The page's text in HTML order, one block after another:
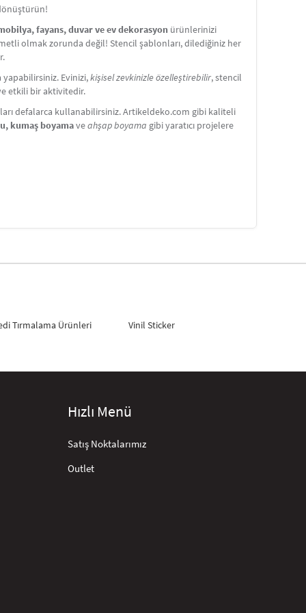
fayans, duvar ve ev dekorasyon ürünlerinizi
olmak zorunda değil! Stencil şablonları, dilediğiniz her
Evinizi,kişisel zevkinizle özelleştirebilir, stencil
etkili bir aktivitedir.
defalarca kullanabilirsiniz. Artikeldeko.com gibi kaliteli
kumaş boyamaveahşap boyama gibi yaratıcı projelere
Tırmalama Ürünleri Vinil Sticker
Hızlı Menü
Satış Noktalarımız
Outlet